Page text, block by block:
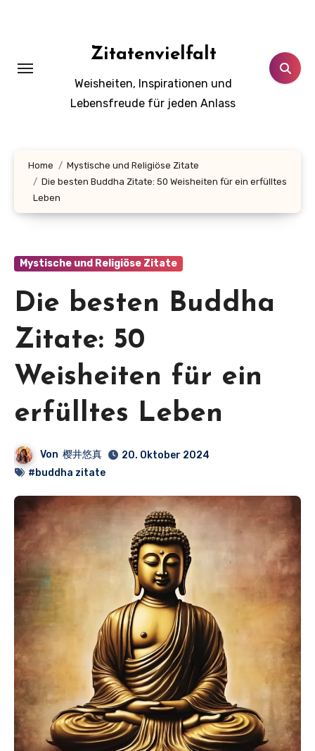
Zitatenvielfalt
Weisheiten, Inspirationen und
Lebensfreude für jeden Anlass
Home
Mystische und Religiöse Zitate
Die besten Buddha Zitate: 50 Weisheiten für ein erfülltes
Leben
Mystische und Religiöse Zitate
Die besten Buddha
Zitate: 50
Weisheiten für ein
erfülltes Leben
Von 樱井悠真
20. Oktober 2024
#buddha zitate